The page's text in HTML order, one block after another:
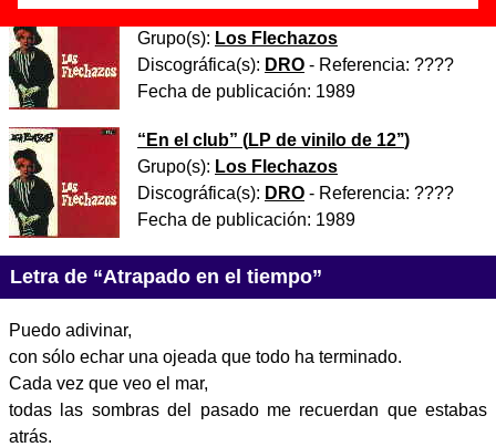
“En el club” (CD)
Grupo(s): Los Flechazos
Discográfica(s): DRO - Referencia: ????
Fecha de publicación: 1989
“ En el club” (LP de vinilo de 12’’)
Grupo(s): Los Flechazos
Discográfica(s): DRO - Referencia: ????
Fecha de publicación: 1989
Letra de “Atrapado en el tiempo”
Puedo adivinar,
con sólo echar una ojeada que todo ha terminado.
Cada vez que veo el mar,
todas las sombras del pasado me recuerdan que estabas
atrás.